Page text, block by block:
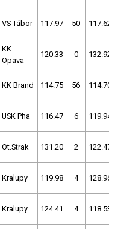
VS Tábor 117.97 50 117.62
KK
Opava
120.33 0 132.92
KK Brand 114.75 56 114.70
USK Pha 116.47 6 119.94
Ot.Strak 131.20 2 122.47
Kralupy 119.98 4 128.96
Kralupy 124.41 4 118.53